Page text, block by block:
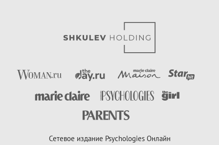
Сетевое издание Psychologies Онлайн